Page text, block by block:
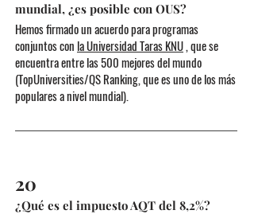
mundial, ¿es posible con OUS?
Hemos firmado un acuerdo para programas
conjuntos con la Universidad Taras KNU, que se
encuentra entre las 500 mejores del mundo
(TopUniversities/QS Ranking, que es uno de los más
populares a nivel mundial).
20
¿Qué es el impuesto AQT del 8,2%?